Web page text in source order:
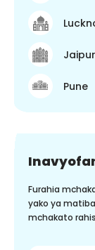
Jaipur
Pune
Furahia
yako ya
mchakato